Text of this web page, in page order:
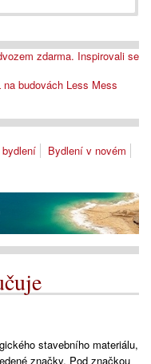
zdarma. Inspirovali se
budovách Less Mess
bydlení
Bydlení v novém
stavebního materiálu,
značky. Pod značkou